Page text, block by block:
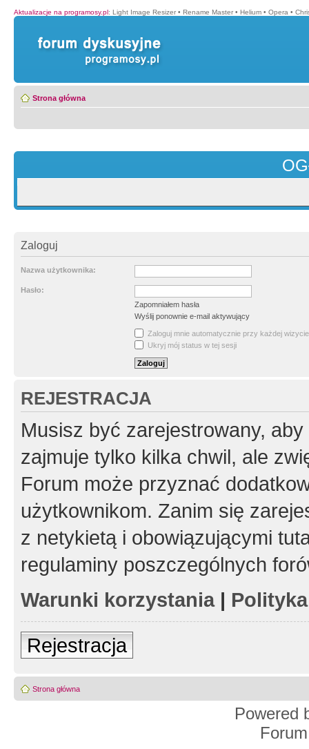
Aktualizacje na programosy.pl: Light Image Resizer • Rename Master • Helium • Opera •
Strona główna
Zaloguj
Nazwa użytkownika:
Hasło:
Zapomniałem hasła
Wyślij ponownie e-mail aktywujący
Zaloguj mnie automatycznie przy każdej wizycie
Ukryj mój status w tej sesji
REJESTRACJA
Musisz być zarejestrowany,
zajmuje tylko kilka chwil, ale
Forum może przyznać
użytkownikom. Zanim się
z netykietą i obowiązującymi
regulaminy poszczególnych
Warunki korzystania|
Rejestracja
Strona główna
Powered